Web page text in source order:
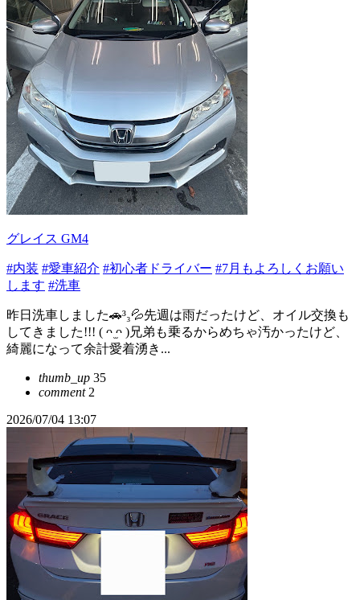
グレイス GM4
#内装 #愛車紹介 #初心者ドライバー #7月もよろしくお願い
します #洗車
昨日洗車しました🚗³₃💦先週は雨だったけど、オイル交換も
してきました!!!‎ ‎( ᴖ ̫ᴖ )兄弟も乗るからめちゃ汚かったけど、
綺麗になって余計愛着湧き...
thumb_up 35
comment2
2026/07/04 13:07